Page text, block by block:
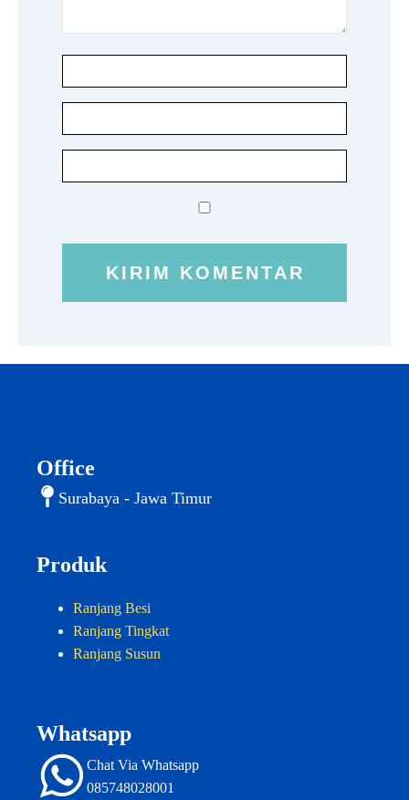
Office
Surabaya - Jawa Timur
Produk
Ranjang Besi
Ranjang Tingkat
Ranjang Susun
Whatsapp
Chat Via Whatsapp
085748028001